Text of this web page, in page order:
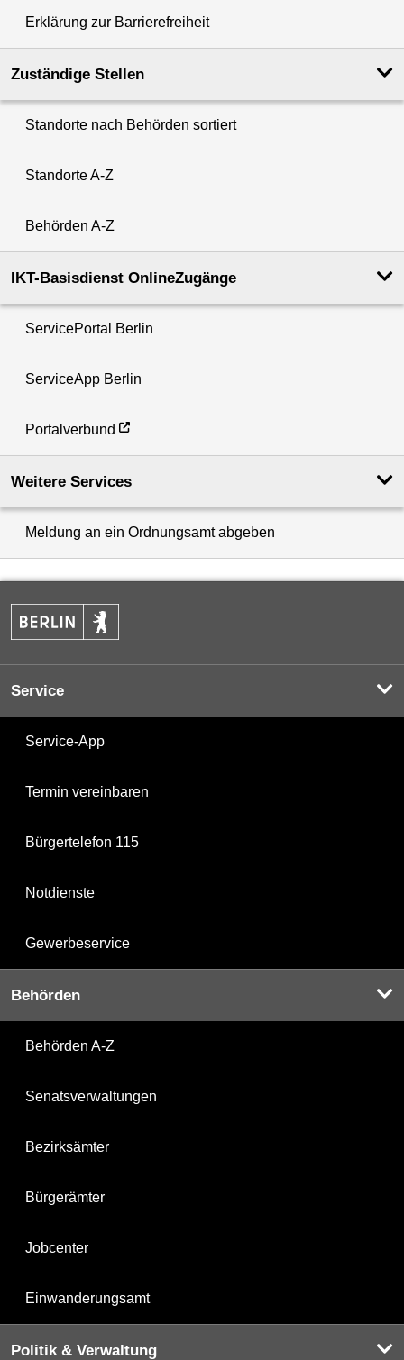
Erklärung zur Barrierefreiheit
Zuständige Stellen
Standorte nach Behörden sortiert
Standorte A-Z
Behörden A-Z
IKT-Basisdienst OnlineZugänge
ServicePortal Berlin
ServiceApp Berlin
Portalverbund
Weitere Services
Meldung an ein Ordnungsamt abgeben
Service
Service-App
Termin vereinbaren
Bürgertelefon 115
Notdienste
Gewerbeservice
Behörden
Behörden A-Z
Senatsverwaltungen
Bezirksämter
Bürgerämter
Jobcenter
Einwanderungsamt
Politik & Verwaltung